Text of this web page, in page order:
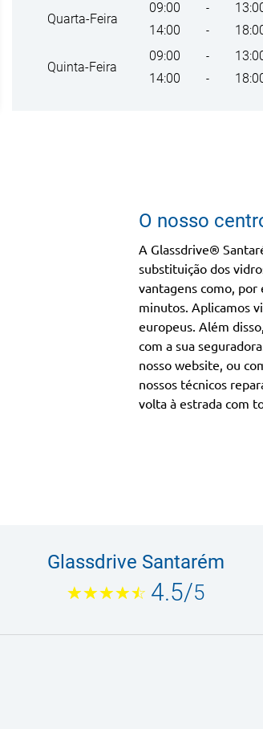
Quarta-Feira
09:00 -
14:00
-
Quinta-Feira
09:00 -
14:00
-
O nosso
A Glassdrive®
substituição dos
vantagens como, por
minutos. Aplicamos
europeus. Além
com a sua
nosso website, ou
nossos técnicos
volta à estrada com
Glassdrive Santarém
4.5/5